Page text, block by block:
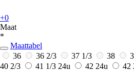
+0
Maat
*
Maattabel
36
36 2/3 37 1/3 38
40 2/3
41 1/3 24u 42 24u 42